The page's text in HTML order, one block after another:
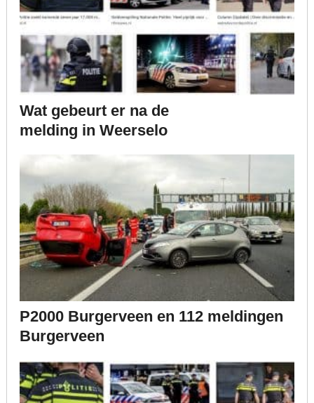
Wat gebeurt er na de
melding in Weerselo
P2000 Burgerveen en 112 meldingen
Burgerveen